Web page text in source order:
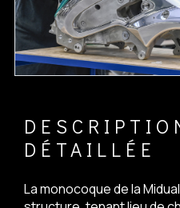
DÉTAILLÉE
La monocoque de la